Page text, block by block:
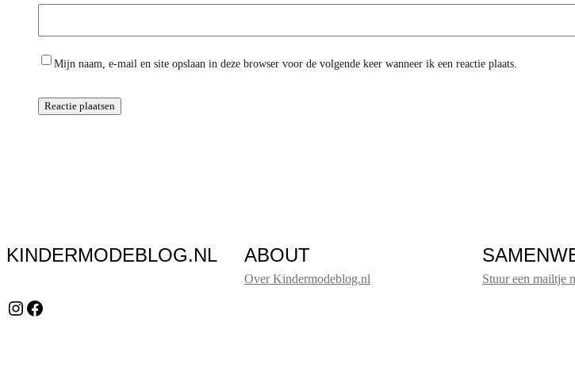
Mijn naam, e-mail en site opslaan in deze browser voor de volgende keer wanneer ik een reactie plaats.
KINDERMODEBLOG.NL
Instagram Facebook
ABOUT
Over Kindermodeblog.nl Stuur een mailtje